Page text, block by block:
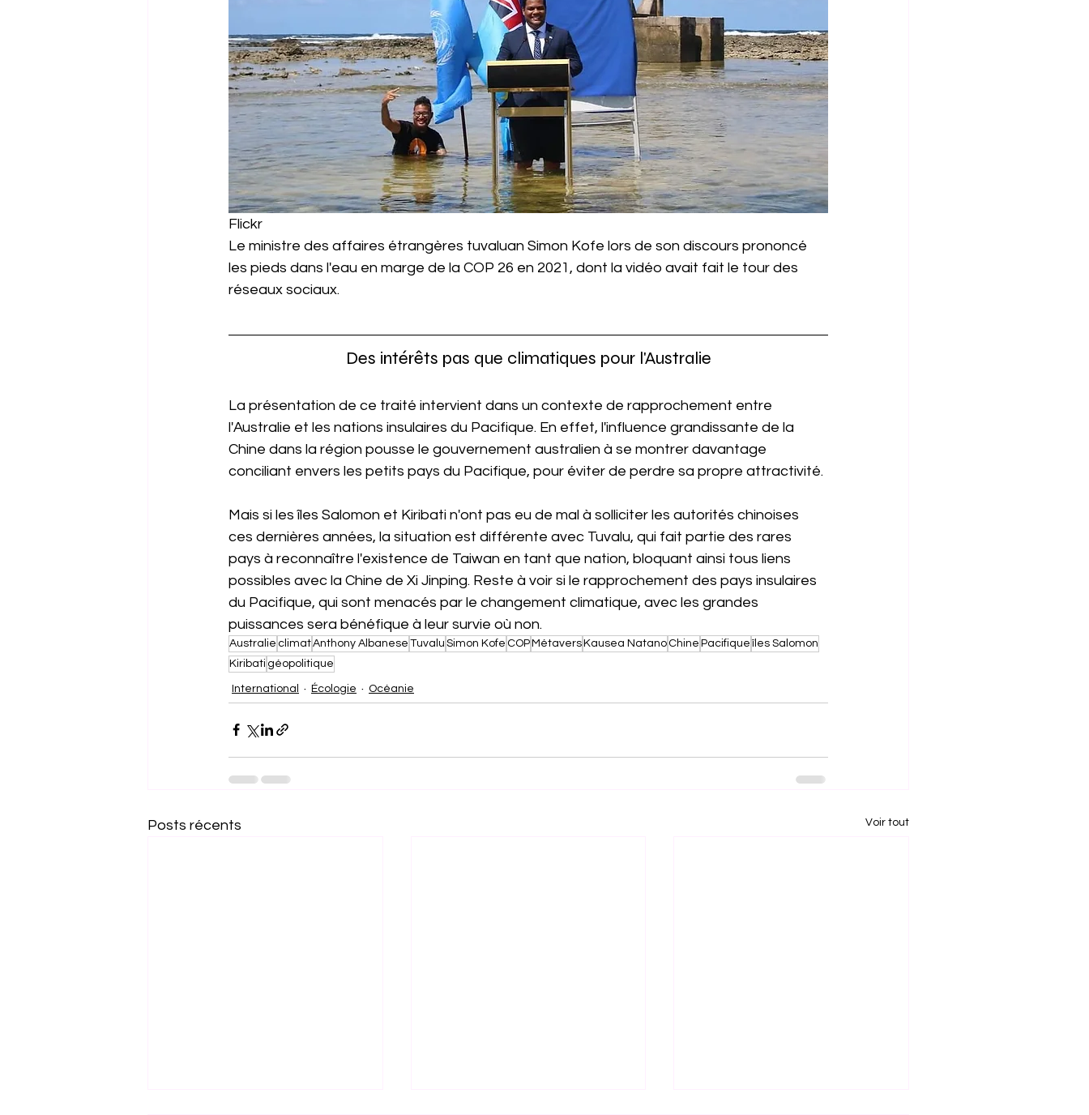
Flickr
Le ministre des affaires étrangères tuvaluan Simon Kofe lors de son discours prononcé
les pieds dans l'eau en marge de la COP 26 en 2021, dont la vidéo avait fait le tour des
réseaux sociaux.
Des intérêts pas que climatiques pour l'Australie
La présentation de ce traité intervient dans un contexte de rapprochement entre
l'Australie et les nations insulaires du Pacifique. En effet, l'influence grandissante de la
Chine dans la région pousse le gouvernement australien à se montrer davantage
conciliant envers les petits pays du Pacifique, pour éviter de perdre sa propre attractivité.
Mais si les îles Salomon et Kiribati n'ont pas eu de mal à solliciter les autorités chinoises
ces dernières années, la situation est différente avec Tuvalu, qui fait partie des rares
pays à reconnaître l'existence de Taiwan en tant que nation, bloquant ainsi tous liens
possibles avec la Chine de Xi Jinping. Reste à voir si le rapprochement des pays insulaires
du Pacifique, qui sont menacés par le changement climatique, avec les grandes
puissances sera bénéfique à leur survie où non.
Australie climatAnthony Albanese Tuvalu Simon Kofe COPMétaversKausea Natano Chine Pacifique îles Salomon
Kiribati géopolitique
International Écologie Océanie
Posts récents Voir tout